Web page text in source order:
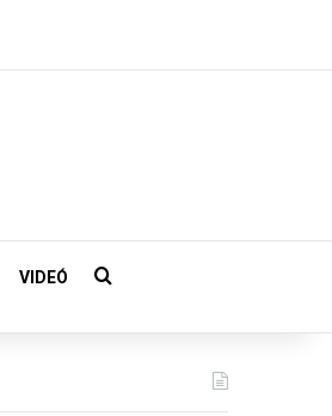
VIDEÓ Keresés: